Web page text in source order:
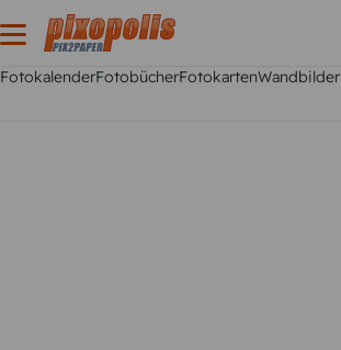
FotokalenderFotobücherFotokartenWandbilder